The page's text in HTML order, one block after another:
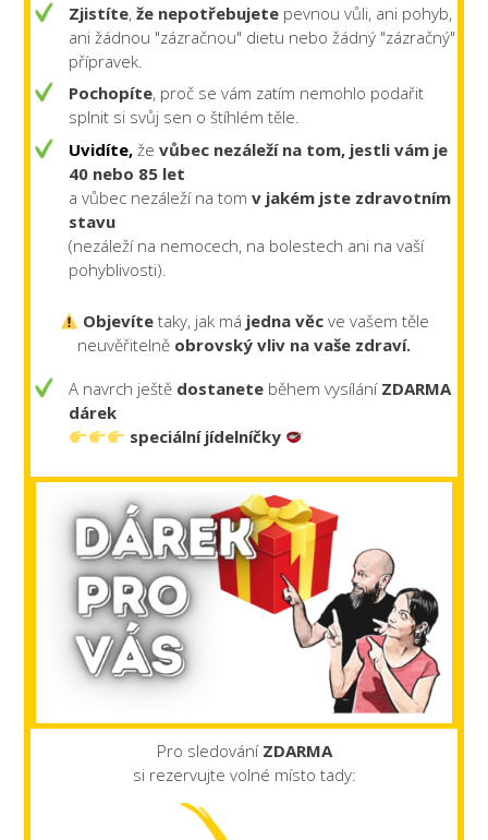
Zjistíte,že nepotřebujete pevnou vůli, ani pohyb,
ani žádnou "zázračnou" dietu nebo žádný "zázračný"
přípravek.
Pochopíte, proč se vám zatím nemohlo podařit
splnit si svůj sen o štíhlém těle.
Uvidíte, ževůbec nezáleží na tom, jestli vám je
40 nebo 85 let
a vůbec nezáleží na tom v jakém jste zdravotním
stavu
(nezáleží na nemocech, na bolestech ani na vaší
pohyblivosti).
Objevíte taky, jak má jedna věc ve vašem těle
neuvěřitelně obrovský vliv na vaše zdraví.
A navrch ještě dostanete během vysílání ZDARMA
dárek
speciální jídelníčky
Pro sledování ZDARMA
si rezervujte volné místo tady: